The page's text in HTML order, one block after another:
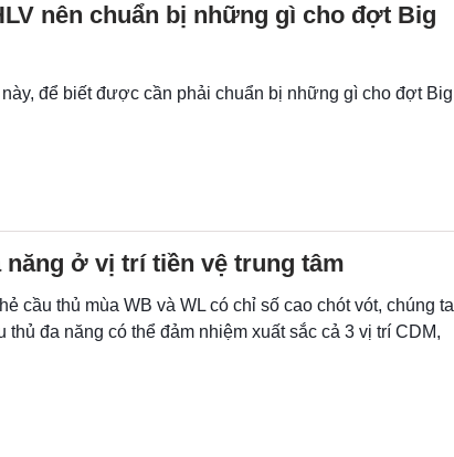
nên chuẩn bị những gì cho đợt Big
để biết được cần phải chuẩn bị những gì cho đợt Big
năng ở vị trí tiền vệ trung tâm
cầu thủ mùa WB và WL có chỉ số cao chót vót, chúng ta
thủ đa năng có thể đảm nhiệm xuất sắc cả 3 vị trí CDM,